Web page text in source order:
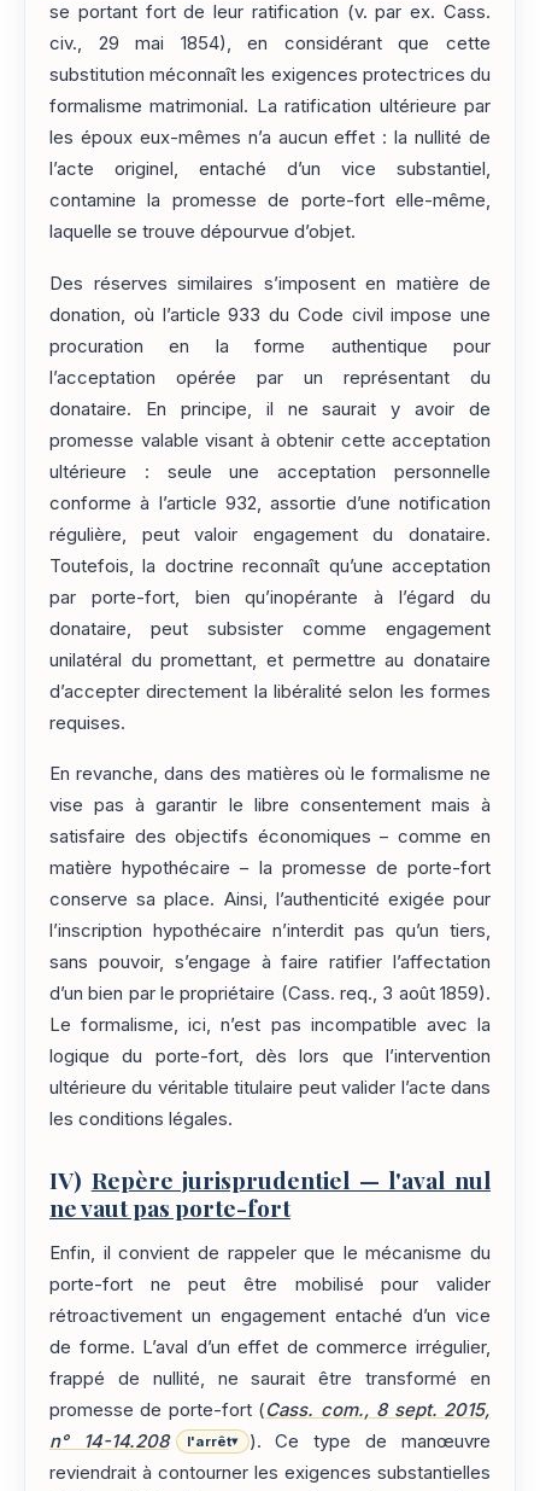
se portant fort de leur ratification (v. par ex. Cass.
civ., 29 mai 1854), en considérant que cette
substitution méconnaît les exigences protectrices du
formalisme matrimonial. La ratification ultérieure par
les époux eux-mêmes n’a aucun effet : la nullité de
l’acte originel, entaché d’un vice substantiel,
contamine la promesse de porte-fort elle-même,
laquelle se trouve dépourvue d’objet.
Des réserves similaires s’imposent en matière de
donation, où l’article 933 du Code civil impose une
procuration en la forme authentique pour
l’acceptation opérée par un représentant du
donataire. En principe, il ne saurait y avoir de
promesse valable visant à obtenir cette acceptation
ultérieure : seule une acceptation personnelle
conforme à l’article 932, assortie d’une notification
régulière, peut valoir engagement du donataire.
Toutefois, la doctrine reconnaît qu’une acceptation
par porte-fort, bien qu’inopérante à l’égard du
donataire, peut subsister comme engagement
unilatéral du promettant, et permettre au donataire
d’accepter directement la libéralité selon les formes
requises.
En revanche, dans des matières où le formalisme ne
vise pas à garantir le libre consentement mais à
satisfaire des objectifs économiques – comme en
matière hypothécaire – la promesse de porte-fort
conserve sa place. Ainsi, l’authenticité exigée pour
l’inscription hypothécaire n’interdit pas qu’un tiers,
sans pouvoir, s’engage à faire ratifier l’affectation
d’un bien par le propriétaire (Cass. req., 3 août 1859).
Le formalisme, ici, n’est pas incompatible avec la
logique du porte-fort, dès lors que l’intervention
ultérieure du véritable titulaire peut valider l’acte dans
les conditions légales.
IV) Repère jurisprudentiel — l'aval nul
ne vaut pas porte-fort
Enfin, il convient de rappeler que le mécanisme du
porte-fort ne peut être mobilisé pour valider
rétroactivement un engagement entaché d’un vice
de forme. L’aval d’un effet de commerce irrégulier,
frappé de nullité, ne saurait être transformé en
promesse de porte-fort (Cass. com., 8 sept. 2015,
n° 14-14.208
l'arrêt▾
). Ce type de manœuvre
reviendrait à contourner les exigences substantielles